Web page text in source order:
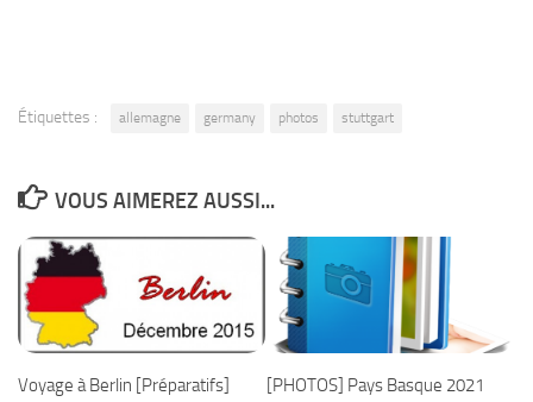
Étiquettes : allemagne germany photos stuttgart
VOUS AIMEREZ AUSSI...
Voyage à Berlin [Préparatifs] [PHOTOS] Pays Basque 2021